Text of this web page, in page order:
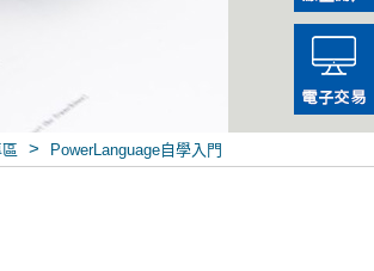
> PowerLanguage自學入門